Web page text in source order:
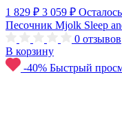
1 829 ₽ 3 059 ₽
Песочник Mjolk Sleep
0 отзывов
В корзину
-40% Быстрый